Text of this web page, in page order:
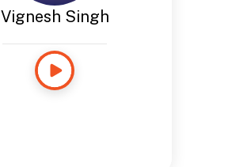
Vignesh Singh